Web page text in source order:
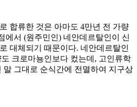
합류한 것은 아마도 4만년 전 가량
에서 (원주민인) 네안데르탈인이 신
대체되기 때문이다. 네안데르탈인
크로마뇽인보다 컸는데 , 고인류학
말 그대로 순식간에 전멸하여 지구상